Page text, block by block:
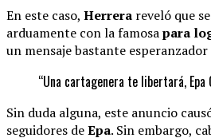
En este caso, Herrera reveló que
arduamente con la famosapara
un mensaje bastante
“Una cartagenera te libertará, Epa
Sin duda alguna, este anuncio
seguidores deEpa. Sin embargo,